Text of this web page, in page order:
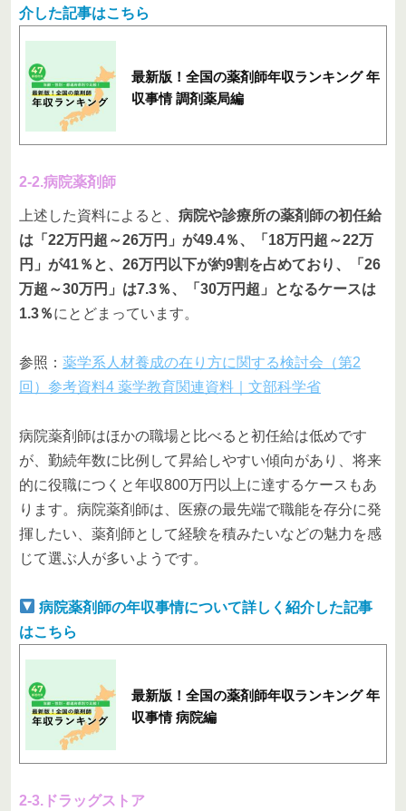
介した記事はこちら
最新版！全国の薬剤師年収ランキング 年
収事情 調剤薬局編
2-2.病院薬剤師
上述した資料によると、 病院や診療所の薬剤師の初任給
は「22万円超～26万円」が49.4％、「18万円超～22万
円」が41％と、26万円以下が約9割を占めており、「26
万超～30万円」は7.3％、「30万円超」となるケースは
1.3％にとどまっています。
参照： 薬学系人材養成の在り方に関する検討会（第2
回）参考資料4 薬学教育関連資料｜文部科学省
病院薬剤師はほかの職場と比べると初任給は低めです
が、勤続年数に比例して昇給しやすい傾向があり、将来
的に役職につくと年収800万円以上に達するケースもあ
ります。病院薬剤師は、医療の最先端で職能を存分に発
揮したい、薬剤師として経験を積みたいなどの魅力を感
じて選ぶ人が多いようです。
病院薬剤師の年収事情について詳しく紹介した記事
はこちら
最新版！全国の薬剤師年収ランキング 年
収事情 病院編
2-3.ドラッグストア